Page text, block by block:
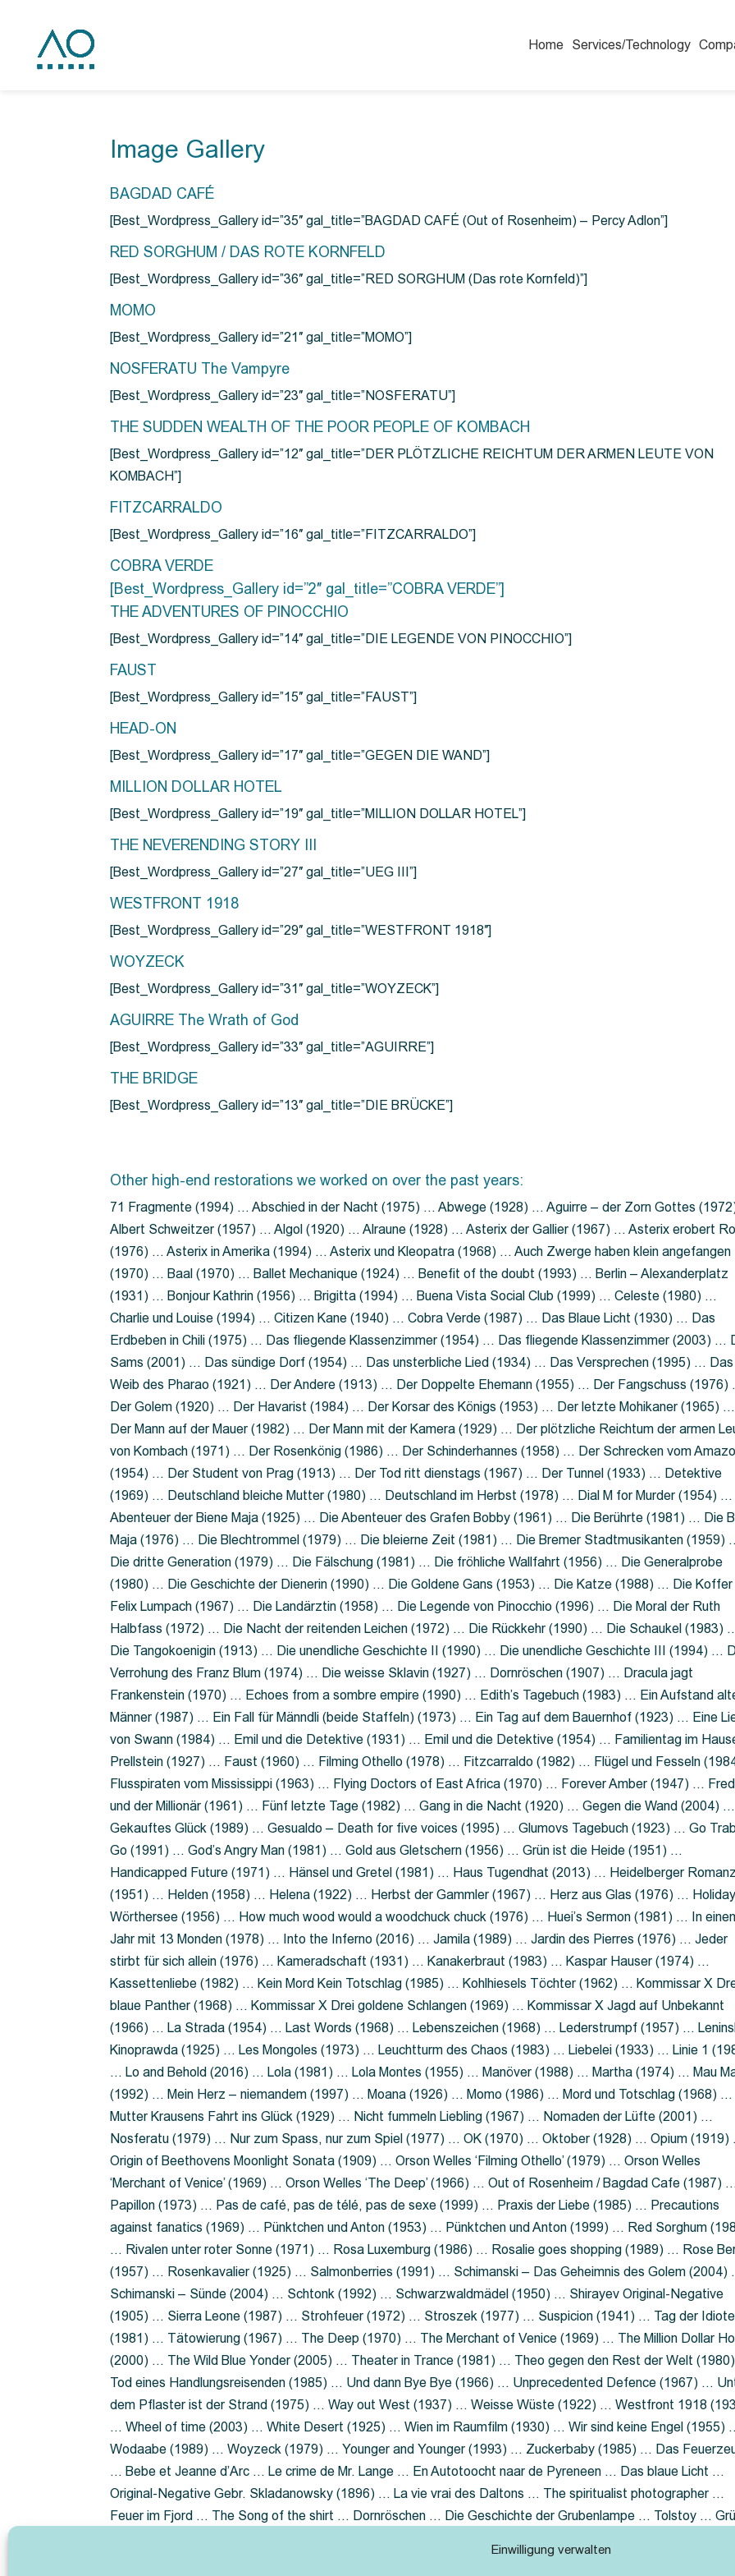
Einwilligung verwalten
Home Services/Technology
Image Gallery
BAGDAD CAFÉ
[Best_Wordpress_Gallery id=”35″ gal_title=”BAGDAD CAFÉ (Out of Rosenheim) – Percy Adlon”]
RED SORGHUM / DAS ROTE KORNFELD
[Best_Wordpress_Gallery id=”36″ gal_title=”RED SORGHUM (Das rote Kornfeld)”]
MOMO
[Best_Wordpress_Gallery id=”21″ gal_title=”MOMO”]
NOSFERATU The Vampyre
[Best_Wordpress_Gallery id=”23″ gal_title=”NOSFERATU”]
THE SUDDEN WEALTH OF THE POOR PEOPLE OF KOMBACH
[Best_Wordpress_Gallery id=”12″ gal_title=”DER PLÖTZLICHE REICHTUM DER ARMEN LEUTE VON
KOMBACH”]
FITZCARRALDO
[Best_Wordpress_Gallery id=”16″ gal_title=”FITZCARRALDO”]
COBRA VERDE
[Best_Wordpress_Gallery id=”2″ gal_title=”COBRA VERDE”]
THE ADVENTURES OF PINOCCHIO
[Best_Wordpress_Gallery id=”14″ gal_title=”DIE LEGENDE VON PINOCCHIO”]
FAUST
[Best_Wordpress_Gallery id=”15″ gal_title=”FAUST”]
HEAD-ON
[Best_Wordpress_Gallery id=”17″ gal_title=”GEGEN DIE WAND”]
MILLION DOLLAR HOTEL
[Best_Wordpress_Gallery id=”19″ gal_title=”MILLION DOLLAR HOTEL”]
THE NEVERENDING STORY III
[Best_Wordpress_Gallery id=”27″ gal_title=”UEG III”]
WESTFRONT 1918
[Best_Wordpress_Gallery id=”29″ gal_title=”WESTFRONT 1918″]
WOYZECK
[Best_Wordpress_Gallery id=”31″ gal_title=”WOYZECK”]
AGUIRRE The Wrath of God
[Best_Wordpress_Gallery id=”33″ gal_title=”AGUIRRE”]
THE BRIDGE
[Best_Wordpress_Gallery id=”13″ gal_title=”DIE BRÜCKE”]
Other high-end restorations we worked on over the past years:
71 Fragmente (1994) … Abschied in der Nacht (1975) … Abwege (1928) … Aguirre – der Zorn Gottes
Albert Schweitzer (1957) … Algol (1920) … Alraune (1928) … Asterix der Gallier (1967) … Asterix erobert
(1976) … Asterix in Amerika (1994) … Asterix und Kleopatra (1968) … Auch Zwerge haben klein angefangen
(1970) … Baal (1970) … Ballet Mechanique (1924) … Benefit of the doubt (1993) … Berlin – Alexanderplatz
(1931) … Bonjour Kathrin (1956) … Brigitta (1994) … Buena Vista Social Club (1999) … Celeste (1980) …
Charlie und Louise (1994) … Citizen Kane (1940) … Cobra Verde (1987) … Das Blaue Licht (1930) … Das
Erdbeben in Chili (1975) … Das fliegende Klassenzimmer (1954) … Das fliegende Klassenzimmer (2003) …
Sams (2001) … Das sündige Dorf (1954) … Das unsterbliche Lied (1934) … Das Versprechen (1995) … Das
Weib des Pharao (1921) … Der Andere (1913) … Der Doppelte Ehemann (1955) … Der Fangschuss (1976)
Der Golem (1920) … Der Havarist (1984) … Der Korsar des Königs (1953) … Der letzte Mohikaner (1965) …
Der Mann auf der Mauer (1982) … Der Mann mit der Kamera (1929) … Der plötzliche Reichtum der armen
von Kombach (1971) … Der Rosenkönig (1986) … Der Schinderhannes (1958) … Der Schrecken vom
(1954) … Der Student von Prag (1913) … Der Tod ritt dienstags (1967) … Der Tunnel (1933) … Detektive
(1969) … Deutschland bleiche Mutter (1980) … Deutschland im Herbst (1978) … Dial M for Murder (1954) …
Abenteuer der Biene Maja (1925) … Die Abenteuer des Grafen Bobby (1961) … Die Berührte (1981) … Die
Maja (1976) … Die Blechtrommel (1979) … Die bleierne Zeit (1981) … Die Bremer Stadtmusikanten (1959)
Die dritte Generation (1979) … Die Fälschung (1981) … Die fröhliche Wallfahrt (1956) … Die Generalprobe
(1980) … Die Geschichte der Dienerin (1990) … Die Goldene Gans (1953) … Die Katze (1988) … Die Koffer
Felix Lumpach (1967) … Die Landärztin (1958) … Die Legende von Pinocchio (1996) … Die Moral der Ruth
Halbfass (1972) … Die Nacht der reitenden Leichen (1972) … Die Rückkehr (1990) … Die Schaukel (1983)
Die Tangokoenigin (1913) … Die unendliche Geschichte II (1990) … Die unendliche Geschichte III (1994) …
Verrohung des Franz Blum (1974) … Die weisse Sklavin (1927) … Dornröschen (1907) … Dracula jagt
Frankenstein (1970) … Echoes from a sombre empire (1990) … Edith’s Tagebuch (1983) … Ein Aufstand
Männer (1987) … Ein Fall für Männdli (beide Staffeln) (1973) … Ein Tag auf dem Bauernhof (1923) … Eine
von Swann (1984) … Emil und die Detektive (1931) … Emil und die Detektive (1954) … Familientag im
Prellstein (1927) … Faust (1960) … Filming Othello (1978) … Fitzcarraldo (1982) … Flügel und Fesseln
Flusspiraten vom Mississippi (1963) … Flying Doctors of East Africa (1970) … Forever Amber (1947) …
und der Millionär (1961) … Fünf letzte Tage (1982) … Gang in die Nacht (1920) … Gegen die Wand (2004) …
Gekauftes Glück (1989) … Gesualdo – Death for five voices (1995) … Glumovs Tagebuch (1923) … Go
Go (1991) … God’s Angry Man (1981) … Gold aus Gletschern (1956) … Grün ist die Heide (1951) …
Handicapped Future (1971) … Hänsel und Gretel (1981) … Haus Tugendhat (2013) … Heidelberger
(1951) … Helden (1958) … Helena (1922) … Herbst der Gammler (1967) … Herz aus Glas (1976) …
Wörthersee (1956) … How much wood would a woodchuck chuck (1976) … Huei’s Sermon (1981) … In
Jahr mit 13 Monden (1978) … Into the Inferno (2016) … Jamila (1989) … Jardin des Pierres (1976) … Jeder
stirbt für sich allein (1976) … Kameradschaft (1931) … Kanakerbraut (1983) … Kaspar Hauser (1974) …
Kassettenliebe (1982) … Kein Mord Kein Totschlag (1985) … Kohlhiesels Töchter (1962) … Kommissar X
blaue Panther (1968) … Kommissar X Drei goldene Schlangen (1969) … Kommissar X Jagd auf Unbekannt
(1966) … La Strada (1954) … Last Words (1968) … Lebenszeichen (1968) … Lederstrumpf (1957) …
Kinoprawda (1925) … Les Mongoles (1973) … Leuchtturm des Chaos (1983) … Liebelei (1933) … Linie 1
… Lo and Behold (2016) … Lola (1981) … Lola Montes (1955) … Manöver (1988) … Martha (1974) … Mau
(1992) … Mein Herz – niemandem (1997) … Moana (1926) … Momo (1986) … Mord und Totschlag (1968) …
Mutter Krausens Fahrt ins Glück (1929) … Nicht fummeln Liebling (1967) … Nomaden der Lüfte (2001) …
Nosferatu (1979) … Nur zum Spass, nur zum Spiel (1977) … OK (1970) … Oktober (1928) … Opium (1919)
Origin of Beethovens Moonlight Sonata (1909) … Orson Welles ‘Filming Othello’ (1979) … Orson Welles
‘Merchant of Venice’ (1969) … Orson Welles ‘The Deep’ (1966) … Out of Rosenheim / Bagdad Cafe (1987) …
Papillon (1973) … Pas de café, pas de télé, pas de sexe (1999) … Praxis der Liebe (1985) … Precautions
against fanatics (1969) … Pünktchen und Anton (1953) … Pünktchen und Anton (1999) … Red Sorghum
… Rivalen unter roter Sonne (1971) … Rosa Luxemburg (1986) … Rosalie goes shopping (1989) … Rose
(1957) … Rosenkavalier (1925) … Salmonberries (1991) … Schimanski – Das Geheimnis des Golem (2004)
Schimanski – Sünde (2004) … Schtonk (1992) … Schwarzwaldmädel (1950) … Shirayev Original-Negative
(1905) … Sierra Leone (1987) … Strohfeuer (1972) … Stroszek (1977) … Suspicion (1941) … Tag der
(1981) … Tätowierung (1967) … The Deep (1970) … The Merchant of Venice (1969) … The Million Dollar
(2000) … The Wild Blue Yonder (2005) … Theater in Trance (1981) … Theo gegen den Rest der Welt
Tod eines Handlungsreisenden (1985) … Und dann Bye Bye (1966) … Unprecedented Defence (1967) …
dem Pflaster ist der Strand (1975) … Way out West (1937) … Weisse Wüste (1922) … Westfront 1918
… Wheel of time (2003) … White Desert (1925) … Wien im Raumfilm (1930) … Wir sind keine Engel (1955)
Wodaabe (1989) … Woyzeck (1979) … Younger and Younger (1993) … Zuckerbaby (1985) … Das
… Bebe et Jeanne d’Arc … Le crime de Mr. Lange … En Autotoocht naar de Pyreneen … Das blaue Licht …
Original-Negative Gebr. Skladanowsky (1896) … La vie vrai des Daltons … The spiritualist photographer …
Feuer im Fjord … The Song of the shirt … Dornröschen … Die Geschichte der Grubenlampe … Tolstoy …